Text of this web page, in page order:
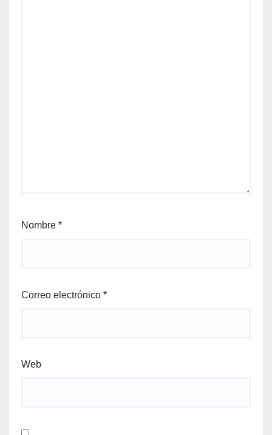
Nombre *
Correo electrónico *
Web